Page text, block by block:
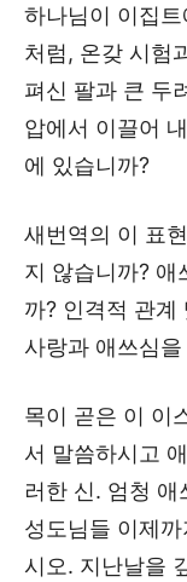
하나님이 이집
처럼, 온갖 시험
펴신 팔과 큰 두
압에서 이끌어
에 있습니까?
새번역의 이 표
지 않습니까? 애
까? 인격적 관계
사랑과 애쓰심
목이 곧은 이 이
서 말씀하시고
러한 신. 엄청
성도님들 이제
시오. 지난날을